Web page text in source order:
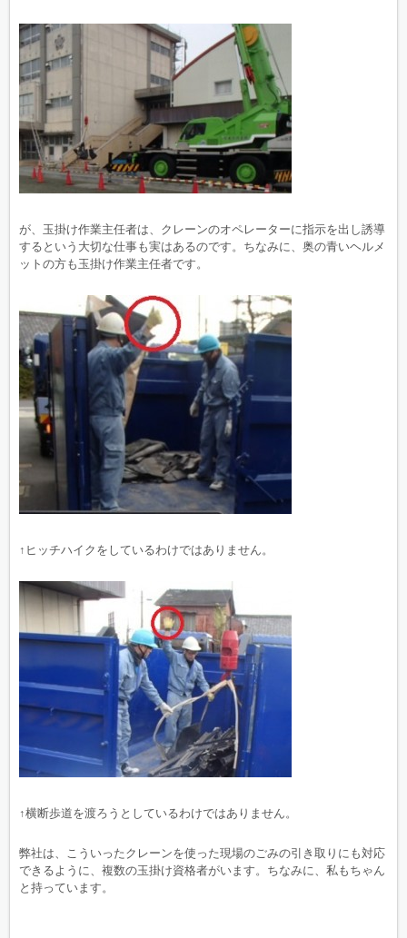
が、玉掛け作業主任者は、クレーンのオペレーターに指示を出し誘導
するという大切な仕事も実はあるのです。ちなみに、奥の青いヘルメ
ットの方も玉掛け作業主任者です。
↑ヒッチハイクをしているわけではありません。
↑横断歩道を渡ろうとしているわけではありません。
弊社は、こういったクレーンを使った現場のごみの引き取りにも対応
できるように、複数の玉掛け資格者がいます。ちなみに、私もちゃん
と持っています。